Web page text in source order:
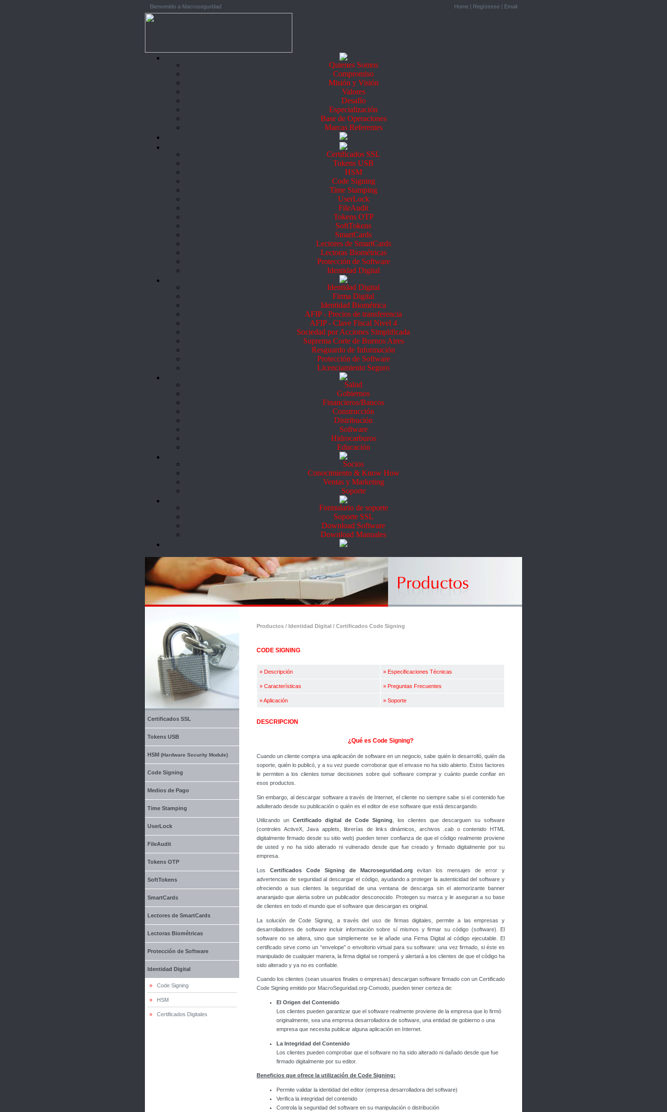
Bienvenido a Macroseguridad Home | Regístrese | Email
Quienes Somos
Compromiso
Misión y Visión
Valores
Desafío
Especialización
Base de Operaciones
Marcas Referentes
Certificados SSL
Tokens USB
HSM
Code Signing
Time Stamping
UserLock
FileAudit
Tokens OTP
SoftTokens
SmartCards
Lectores de SmartCards
Lectoras Biométricas
Protección de Software
Identidad Digital
Identidad Digital
Firma Digital
Identidad Biométrica
AFIP - Precios de transferencia
AFIP - Clave Fiscal Nivel 4
Sociedad por Acciones Simplificada
Suprema Corte de Buenos Aires
Resguardo de Información
Protección de Software
Licenciamiento Seguro
Salud
Gobiernos
Financieros/Bancos
Construcción
Distribución
Software
Hidrocarburos
Educación
Socios
Conocimiento & Know How
Ventas y Marketing
Soporte
Formulario de soporte
Soporte SSL
Download Software
Download Manuales
Certificados SSL
Tokens USB
HSM (Hardware Security Module)
Code Signing
Medios de Pago
Time Stamping
UserLock
FileAudit
Tokens OTP
SoftTokens
SmartCards
Lectores de SmartCards
Lectoras Biométricas
Protección de Software
Identidad Digital
» Code Signing
» HSM
» Certificados Digitales
Productos / Identidad Digital / Certificados Code Signing
CODE SIGNING
» Descripción » Especificaciones Técnicas
» Características » Preguntas Frecuentes
»Aplicación » Soporte
DESCRIPCION
¿Qué es Code Signing?
Cuando un cliente compra una aplicación de software en un negocio, sabe quién lo desarrolló, quién da
soporte, quién lo publicó, y a su vez puede corroborar que el envase no ha sido abierto. Estos factores
le permiten a los clientes tomar decisiones sobre qué software comprar y cuánto puede confiar en
esos productos.
Sin embargo, al descargar software a través de Internet, el cliente no siempre sabe si el contenido fue
adulterado desde su publicación o quién es el editor de ese software que está descargando.
Utilizando un Certificado digital de Code Signing , los clientes que descarguen su software
(controles ActiveX, Java applets, librerías de links dinámicos, archivos .cab o contenido HTML
digitalmente firmado desde su sitio web) pueden tener confianza de que el código realmente proviene
de usted y no ha sido alterado ni vulnerado desde que fue creado y firmado digitalmente por su
empresa.
Los Certificados Code Signing de Macroseguridad.org evitan los mensajes de error y
advertencias de seguridad al descargar el código, ayudando a proteger la autenticidad del software y
ofreciendo a sus clientes la seguridad de una ventana de descarga sin el atemorizante banner
anaranjado que alerta sobre un publicador desconocido. Protegen su marca y le aseguran a su base
de clientes en todo el mundo que el software que descargan es original.
La solución de Code Signing, a través del uso de firmas digitales, permite a las empresas y
desarrolladores de software incluir información sobre sí mismos y firmar su código (software). El
software no se altera, sino que simplemente se le añade una Firma Digital al código ejecutable. El
certificado sirve como un “envelope” o envoltorio virtual para su software: una vez firmado, si éste es
manipulado de cualquier manera, la firma digital se romperá y alertará a los clientes de que el código ha
sido alterado y ya no es confiable.
Cuando los clientes (sean usuarios finales o empresas) descargan software firmado con un Certificado
Code Signing emitido por MacroSeguridad.org-Comodo, pueden tener certeza de:
El Origen del Contenido
Los clientes pueden garantizar que el software realmente proviene de la empresa que lo firmó
originalmente, sea una empresa desarrolladora de software, una entidad de gobierno o una
empresa que necesita publicar alguna aplicación en Internet.
La Integridad del Contenido
Los clientes pueden comprobar que el software no ha sido alterado ni dañado desde que fue
firmado digitalmente por su editor.
Beneficios que ofrece la utilización de Code Signing:
Permite validar la identidad del editor (empresa desarrolladora del software)
Verifica la integridad del contenido
Controla la seguridad del software en su manipulación o distribución